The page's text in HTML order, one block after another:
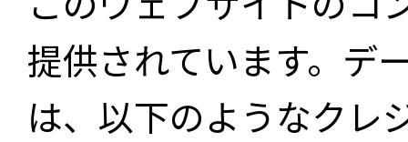
提供されています。デ
は、以下のようなクレ